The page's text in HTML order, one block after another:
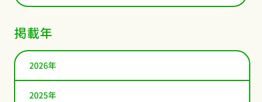
掲載年
2026年
2025年